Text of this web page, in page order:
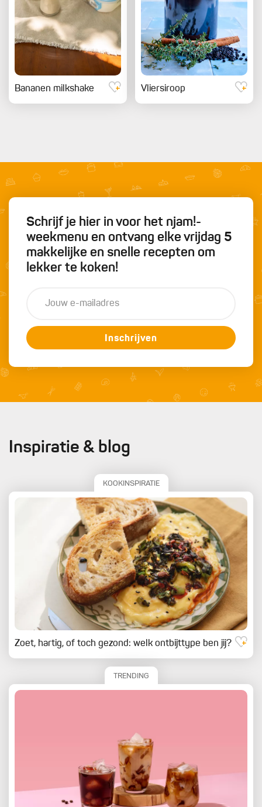
Bananen milkshake Vliersiroop
Schrijf je hier in voor het njam!-
weekmenu en ontvang elke vrijdag 5
makkelijke en snelle recepten om
lekker te koken!
Inschrijven
Inspiratie & blog
KOOKINSPIRATIE
Zoet, hartig, of toch gezond: welk ontbijttype ben jij?
TRENDING